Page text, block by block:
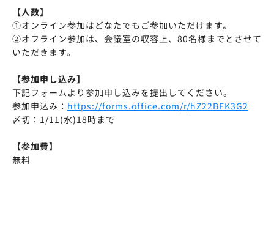
【人数】
①オンライン参加はどなたでもご参加いただけます。
②オフライン参加は、会議室の収容上、80名様までとさせて
いただきます。
【参加申し込み】
下記フォームより参加申し込みを提出してください。
参加申込み： https://forms.office.com/r/hZ22BFK3G2
〆切：1/11(水)18時まで
【参加費】
無料